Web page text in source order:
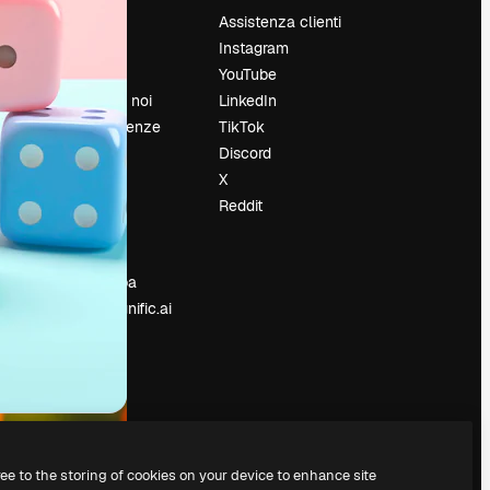
Prezzi
Recensioni
Lavora con noi
Cerca tendenze
Blog
Slidesgo
Vendi i tuoi
contenuti
Sala stampa
Cerchi magnific.ai
Assistenza clienti
Instagram
YouTube
LinkedIn
TikTok
Discord
X
Reddit
to the storing of cookies on your device to enhance site